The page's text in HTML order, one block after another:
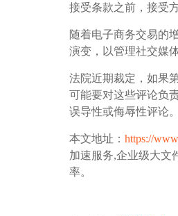
接受条款之前，接受
随着电子商务交易的
演变，以管理社交媒
法院近期裁定，如果
可能要对这些评论负
误导性或侮辱性评论。
本文地址： https://
加速服务,企业级大文
率。